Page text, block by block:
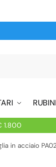
1.800
in acciaio